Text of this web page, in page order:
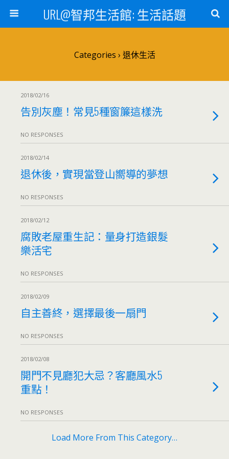
URL@智邦生活館: 生活話題
Categories › 退休生活
2018/02/16
告別灰塵！常見5種窗簾這樣洗
NO RESPONSES
2018/02/14
退休後，實現當登山嚮導的夢想
NO RESPONSES
2018/02/12
腐敗老屋重生記：量身打造銀髮
樂活宅
NO RESPONSES
2018/02/09
自主善終，選擇最後一扇門
NO RESPONSES
2018/02/08
開門不見廳犯大忌？客廳風水5
重點！
NO RESPONSES
Load More From This Category…